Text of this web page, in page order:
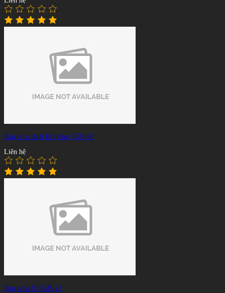
Bàn bida thiết kế riêng SGB-80
Liên hệ
Bàn bida lỗ SGB-22